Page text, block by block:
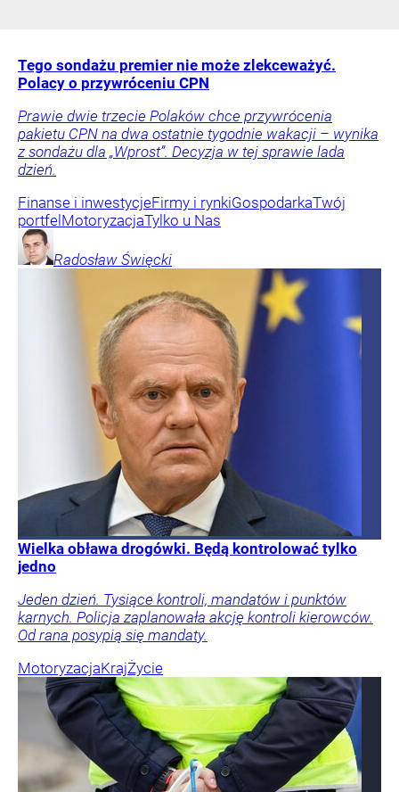
Tego sondażu premier nie może zlekceważyć.
Polacy o przywróceniu CPN
Prawie dwie trzecie Polaków chce przywrócenia
pakietu CPN na dwa ostatnie tygodnie wakacji – wynika
z sondażu dla „Wprost”. Decyzja w tej sprawie lada
dzień.
Finanse i inwestycjeFirmy i rynkiGospodarkaTwój
portfel MotoryzacjaTylko u Nas
Radosław Święcki
Wielka obława drogówki. Będą kontrolować tylko
jedno
Jeden dzień. Tysiące kontroli, mandatów i punktów
karnych. Policja zaplanowała akcję kontroli kierowców.
Od rana posypią się mandaty.
MotoryzacjaKrajŻycie